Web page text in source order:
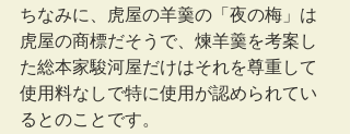
ちなみに、虎屋の羊羹の「夜の梅」は
虎屋の商標だそうで、煉羊羹を考案し
た総本家駿河屋だけはそれを尊重して
使用料なしで特に使用が認められてい
るとのことです。